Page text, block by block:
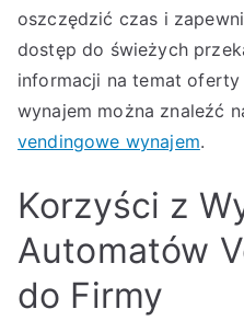
oszczędzić czas i
dostęp do świeżych
informacji na temat
wynajem można znaleźć
vendingowe wynajem.
Korzyści z
Automatów
do Firmy